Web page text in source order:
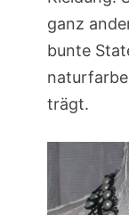
ganz
bunte
trägt.